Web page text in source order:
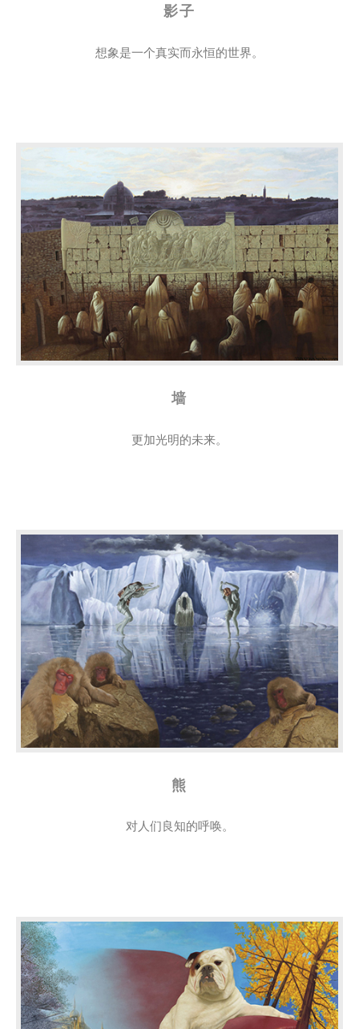
影子
想象是一个真实而永恒的世界。
墙
更加光明的未来。
熊
对人们良知的呼唤。